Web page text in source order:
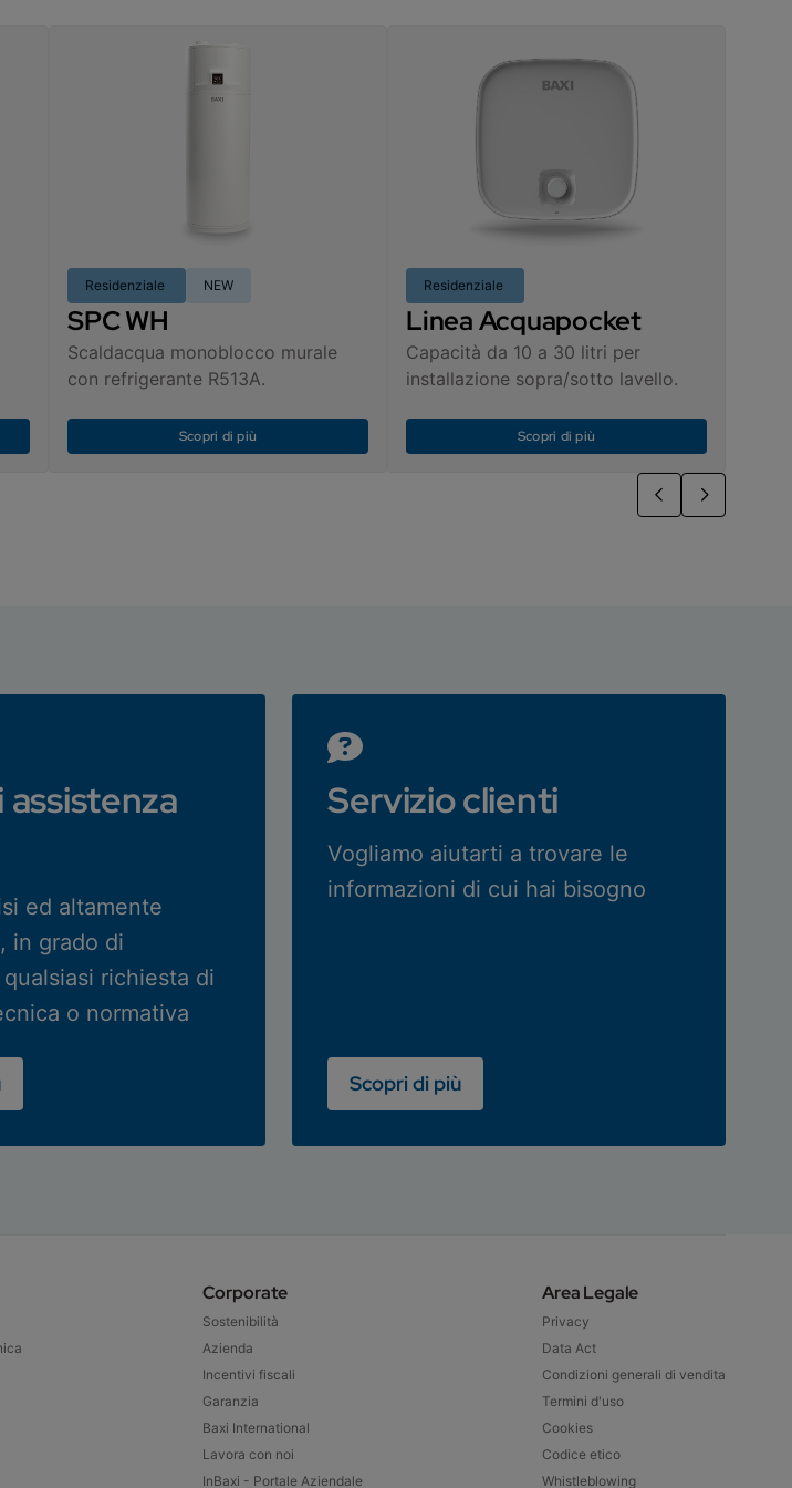
Residenziale NEW
SPC WH
Scaldacqua monoblocco murale
con refrigerante R513A.
Scopri di più
Residenziale
Linea Acquapocket
Capacità da 10 a 30 litri per
installazione sopra/sotto lavello.
Scopri di più
ed altamente
in grado di
richiesta di
o normativa
Servizio clienti
Vogliamo aiutarti a trovare le
informazioni di cui hai bisogno
Scopri di più
Corporate
Sostenibilità
Azienda
Incentivi fiscali
Garanzia
Baxi International
Lavora con noi
InBaxi - Portale Aziendale
Area Legale
Privacy
Data Act
Condizioni generali di vendita
Termini d'uso
Cookies
Codice etico
Whistleblowing